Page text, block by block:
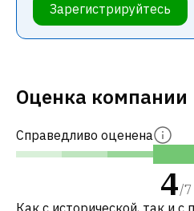
Зарегистрируйтесь
Оценка компании
Справедливо оценена
4/7
Как с исторической, так и с